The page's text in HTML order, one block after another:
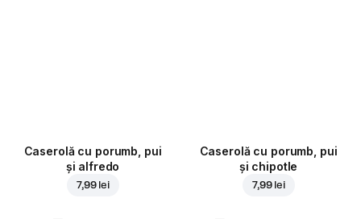
Caserolă cu porumb, pui
și alfredo
7,99 lei
Caserolă cu porumb, pui
și chipotle
7,99 lei